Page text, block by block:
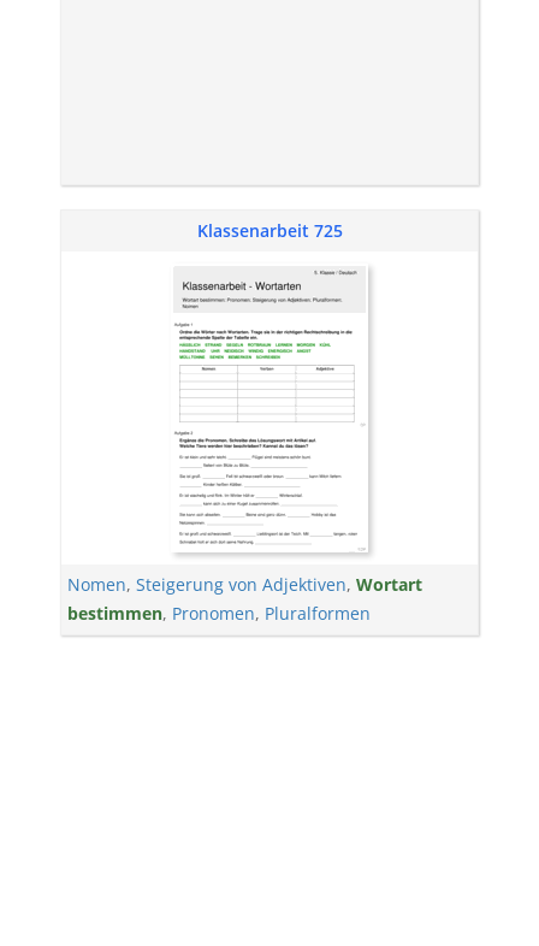
Klassenarbeit 725
Nomen, Steigerung von Adjektiven, Wortart
bestimmen, Pronomen, Pluralformen